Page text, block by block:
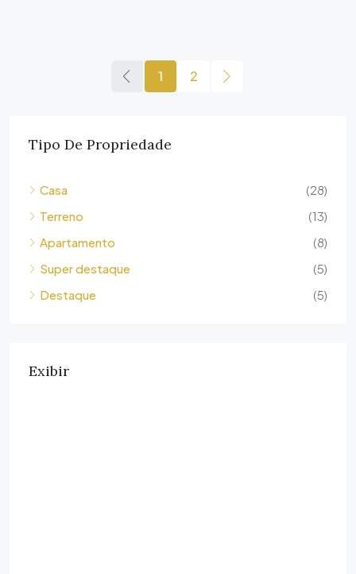
1 2
Tipo De Propriedade
Casa
(28)
Terreno
(13)
Apartamento
(8)
Super destaque
(5)
Destaque
(5)
Exibir